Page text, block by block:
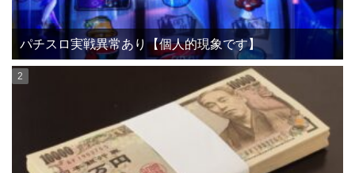
パチスロ実戦異常あり【個人的現象です】